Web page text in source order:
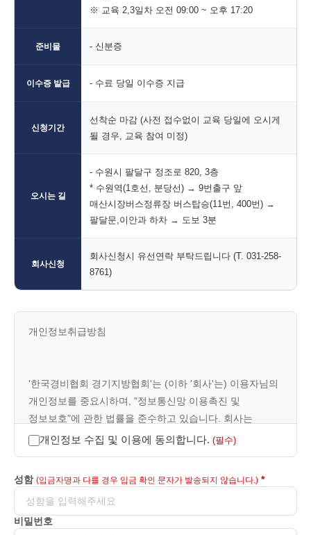
※ 교육 2,3일차 오전 09:00 ~ 오후 17:20
준비물 - 신분증
이수증 발급 - 수료 당일 이수증 지급
신청기간
선착순 마감 (사전 접수없이 교육 당일에 오시게
될 경우, 교육 참여 미정)
오시는 길
- 수원시 팔달구 정조로 820, 3층
* 수원역(1호선, 분당선) → 9번출구 앞
매산시장버스정류장 버스탑승(11번, 400번) →
팔달문,이안과 하차 → 도보 3분
회사신청
회사신청시 유선연락 부탁드립니다 (T. 031-258-
8761)
개인정보취급방침
'한국경비협회 경기지방협회'는 (이하 '회사'는) 이용자님의
개인정보를 중요시하며, "정보통신망 이용촉진 및
정보보호"에 관한 법률을 준수하고 있습니다. 회사는
개인정보취급방침을 통하여 이용자님께서 제공하시는
알려드립니다.
1. 수집하는 개인정보 항목
개인정보 수집 및 이용에 동의합니다. (필수)
성함 (입금자명과 다를 경우 입금 확인 문자가 발송되지 않습니다.)
비밀번호